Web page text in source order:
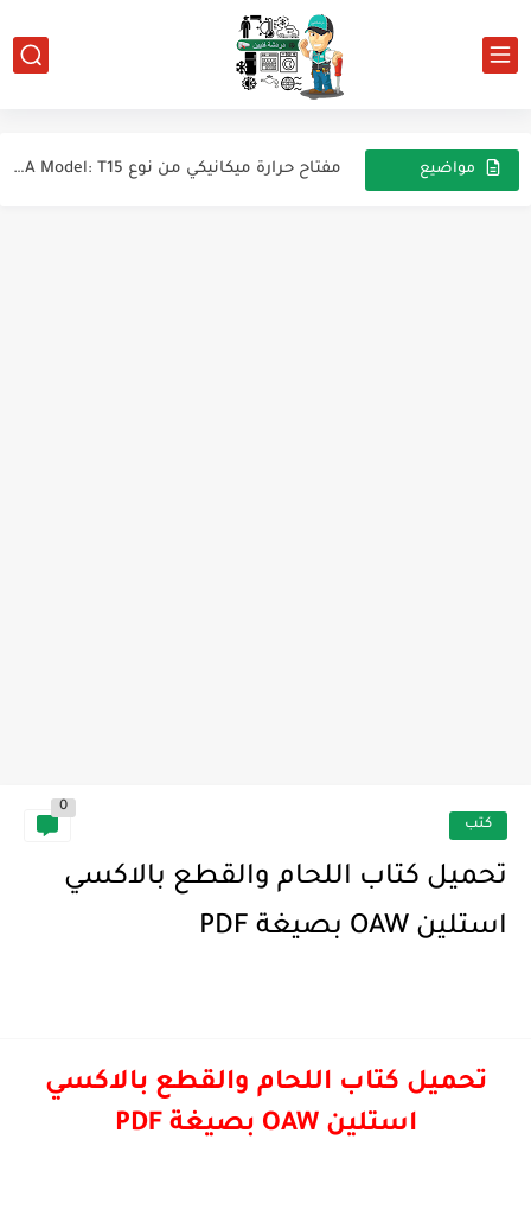
مواضيع
كتب
0
تحميل كتاب اللحام والقطع بالاكسي
استلين OAW بصيغة PDF
تحميل كتاب اللحام والقطع بالاكسي
استلين OAW بصيغة PDF